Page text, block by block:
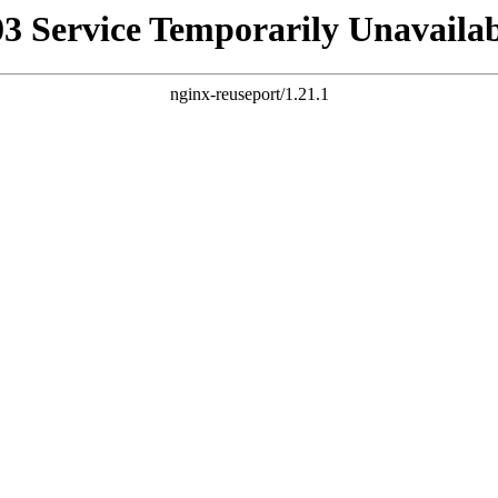
Service Temporarily
nginx-reuseport/1.21.1